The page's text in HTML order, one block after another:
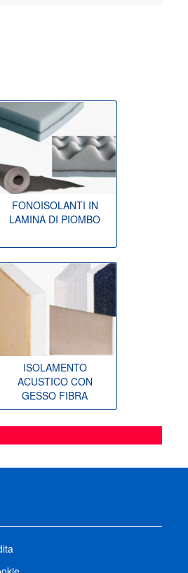
FONOISOLANTI IN
LAMINA DI PIOMBO
ISOLAMENTO
ACUSTICO CON
GESSO FIBRA